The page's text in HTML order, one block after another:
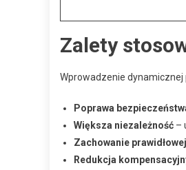
Zalety
Wprowadzenie
Poprawa
Większa niezależność –
Zachowanie
Redukcja